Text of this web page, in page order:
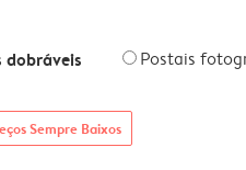
Postais
Sempre Baixos